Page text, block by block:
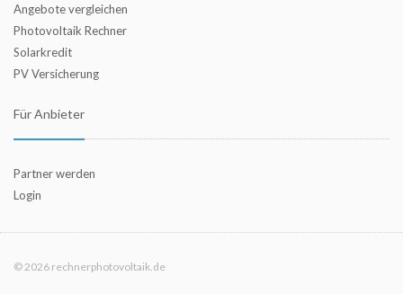
Angebote vergleichen
Photovoltaik Rechner
Solarkredit
PV Versicherung
Für Anbieter
Partner werden
Login
© 2026 rechnerphotovoltaik.de